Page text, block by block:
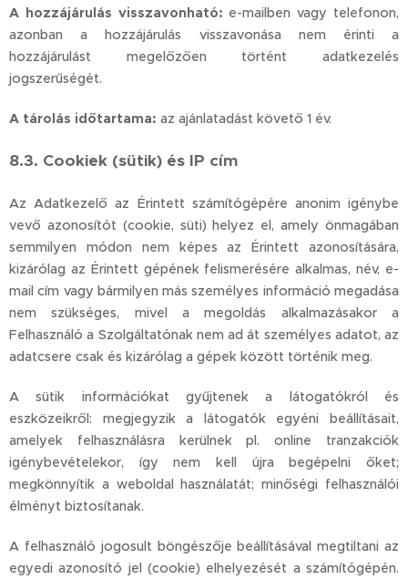
A hozzájárulás visszavonható: e-mailben vagy telefonon,
azonban a hozzájárulás visszavonása nem érinti a
hozzájárulást megelőzően történt adatkezelés
jogszerűségét.
A tárolás időtartama: az ajánlatadást követő 1 év.
8.3. Cookiek (sütik) és IP cím
Az Adatkezelő az Érintett számítógépére anonim igénybe
vevő azonosítót (cookie, süti) helyez el, amely önmagában
semmilyen módon nem képes az Érintett azonosítására,
kizárólag az Érintett gépének felismerésére alkalmas, név, e-
mail cím vagy bármilyen más személyes információ megadása
nem szükséges, mivel a megoldás alkalmazásakor a
Felhasználó a Szolgáltatónak nem ad át személyes adatot, az
adatcsere csak és kizárólag a gépek között történik meg.
A sütik információkat gyűjtenek a látogatókról és
eszközeikről: megjegyzik a látogatók egyéni beállításait,
amelyek felhasználásra kerülnek pl. online tranzakciók
igénybevételekor, így nem kell újra begépelni őket;
megkönnyítik a weboldal használatát; minőségi felhasználói
élményt biztosítanak.
A felhasználó jogosult böngészője beállításával megtiltani az
egyedi azonosító jel (cookie) elhelyezését a számítógépén.